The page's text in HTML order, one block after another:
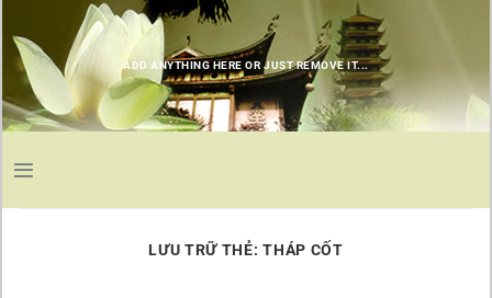
đến
nội
dung
ADD ANYTHING HERE OR JUST REMOVE IT...
LƯU TRỮ THẺ:THÁP CỐT